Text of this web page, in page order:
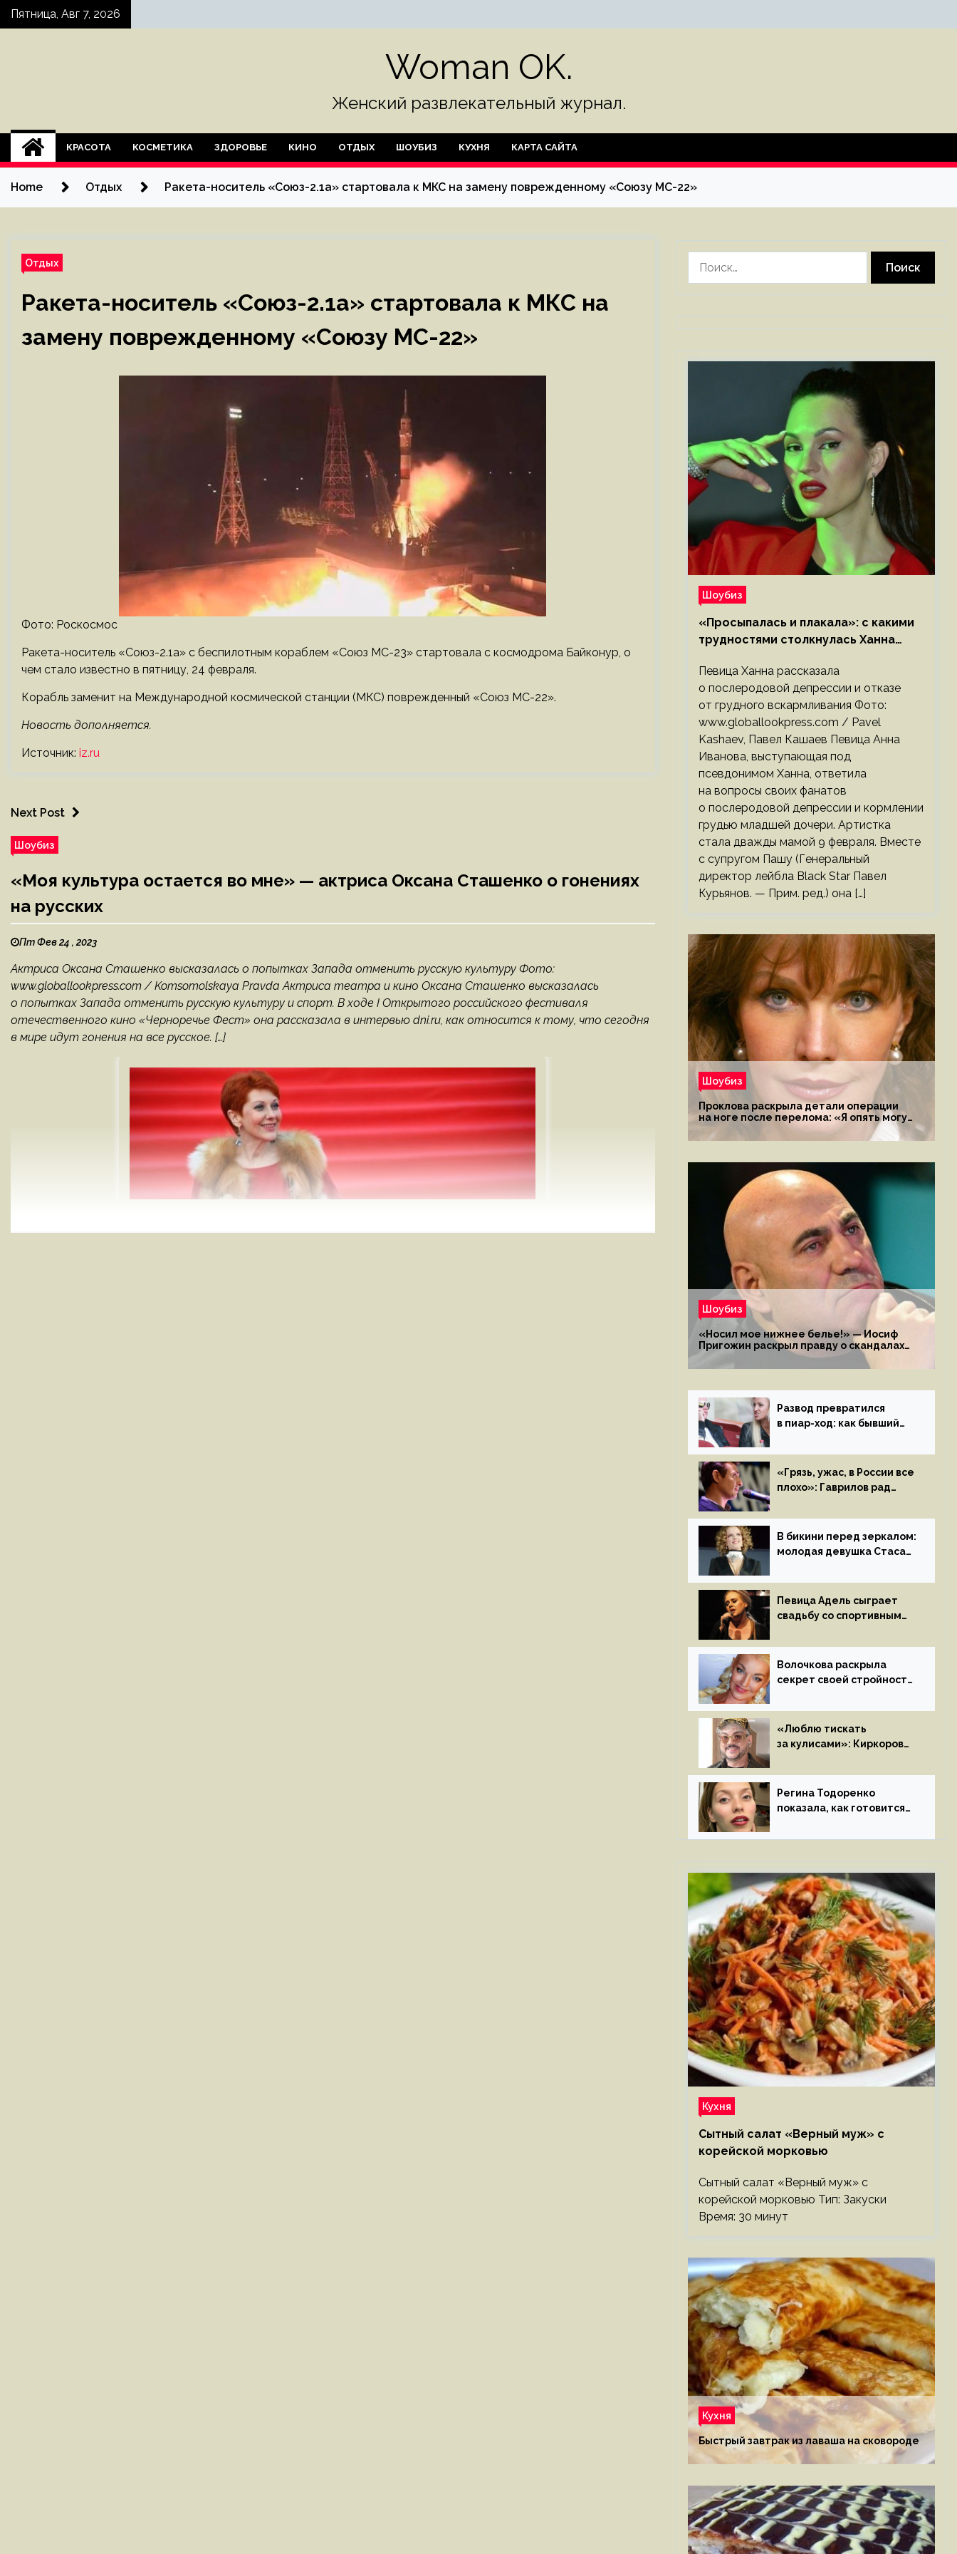
SkipПятница, Авг 7, 2026
Woman OK.
Женский развлекательный журнал.
КРАСОТА КОСМЕТИКА ЗДОРОВЬЕ КИНО ОТДЫХ ШОУБИЗ КУХНЯ КАРТА САЙТА
Home Отдых Ракета-носитель «Союз-2.1а» стартовала к МКС на замену поврежденному «Союзу МС-22»
Отдых
Ракета-носитель «Союз-2.1а» стартовала к МКС на
замену поврежденному «Союзу МС-22»
Фото: Роскосмос
Ракета-носитель «Союз-2.1а» с беспилотным кораблем «Союз МС-23» стартовала с космодрома Байконур, о
чем стало известно в пятницу, 24 февраля.
Корабль заменит на Международной космической станции (МКС) поврежденный «Союз МС-22».
Новость дополняется.
Источник: iz.ru
Next Post
Шоубиз
«Моя культура остается во мне» — актриса Оксана Сташенко о гонениях
на русских
Пт Фев 24 , 2023
Актриса Оксана Сташенко высказалась о попытках Запада отменить русскую культуру Фото:
www.globallookpress.com / Komsomolskaya Pravda Актриса театра и кино Оксана Сташенко высказалась
о попытках Запада отменить русскую культуру и спорт. В ходе I Открытого российского фестиваля
отечественного кино «Черноречье Фест» она рассказала в интервью dni.ru, как относится к тому, что сегодня
в мире идут гонения на все русское. […]
Шоубиз
«Просыпалась и плакала»: с какими
трудностями столкнулась Ханна
Певица Ханна рассказала
о послеродовой депрессии и отказе
от грудного вскармливания Фото:
www.globallookpress.com / Pavel
Kashaev, Павел Кашаев Певица Анна
Иванова, выступающая под
псевдонимом Ханна, ответила
на вопросы своих фанатов
о послеродовой депрессии и кормлении
грудью младшей дочери. Артистка
стала дважды мамой 9 февраля. Вместе
с супругом Пашу (Генеральный
директор лейбла Black Star Павел
Курьянов. — Прим. ред.) она […]
Шоубиз
Проклова раскрыла детали операции
на ноге после перелома: «Я опять могу
ходить»
Шоубиз
«Носил мое нижнее белье!» — Иосиф
Пригожин раскрыл правду о скандалах
с мужем своей экс-жены
Развод превратился
в пиар-ход: как бывший
популярной
«Грязь, ужас, в России все
плохо»: Гаврилов рад
иноагентов
В бикини перед зеркалом:
молодая девушка Стаса
на камеру
Певица Адель сыграет
свадьбу со спортивным
этим летом
Волочкова раскрыла
секрет своей стройности:
страстные…»
«Люблю тискать
за кулисами»: Киркоров
к молодой особе
Регина Тодоренко
показала, как готовится
ребенка
Кухня
Сытный салат «Верный муж» с
корейской морковью
Сытный салат «Верный муж» с
корейской морковью Тип: Закуски
Время: 30 минут
Кухня
Быстрый завтрак из лаваша на сковороде